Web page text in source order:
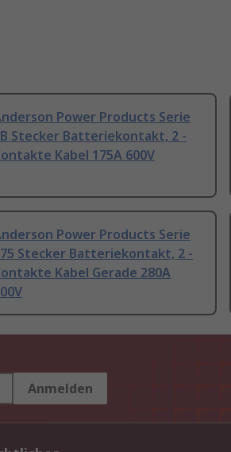
Power Products Serie
Stecker Batteriekontakt, 2 -
Kabel 175A 600V
Power Products Serie
Stecker Batteriekontakt, 2 -
Kabel Gerade 280A
Anmelden